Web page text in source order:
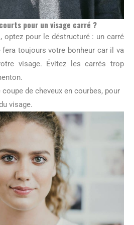
pour un visage carré ?
optez pour le déstructuré : un carré
fera toujours votre bonheur car il va
visage. Évitez les carrés trop
de cheveux en courbes, pour
visage.